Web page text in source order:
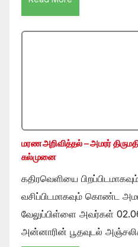
மரண அறிவித்தல் – அமரர்
கல்முனை
கதிரவெளியை
வசிப்பிடமாகவும் கொண்ட
வேலுப்பிள்ளை அவர்கள்
அன்னாரின் பூதவுடல்